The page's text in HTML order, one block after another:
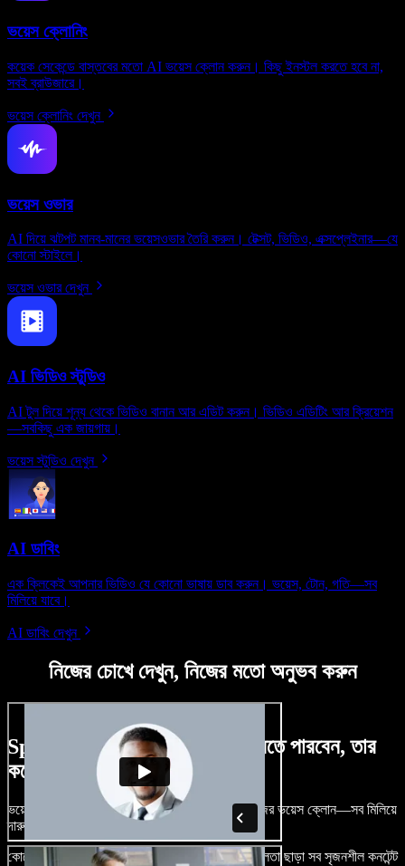
ভয়েস ক্লোনিং
কয়েক সেকেন্ডে বাস্তবের মতো AI ভয়েস ক্লোন করুন। কিছু ইনস্টল করতে হবে না,
সবই ব্রাউজারে।
ভয়েস ক্লোনিং দেখুন
ভয়েস ওভার
AI দিয়ে ঝটপট মানব-মানের ভয়েসওভার তৈরি করুন। টেক্সট, ভিডিও, এক্সপ্লেইনার—যে
কোনো স্টাইলে।
ভয়েস ওভার দেখুন
AI ভিডিও স্টুডিও
AI টুল দিয়ে শূন্য থেকে ভিডিও বানান আর এডিট করুন। ভিডিও এডিটিং আর ক্রিয়েশন
—সবকিছু এক জায়গায়।
ভয়েস স্টুডিও দেখুন
AI ডাবিং
এক ক্লিকেই আপনার ভিডিও যে কোনো ভাষায় ডাব করুন। ভয়েস, টোন, গতি—সব
মিলিয়ে যাবে।
AI ডাবিং দেখুন
নিজের চোখে দেখুন, নিজের মতো অনুভব করুন
Speechify Studio দিয়ে কী কী করতে পারবেন, তার
কয়েকটা উদাহরণ দেখুন
ভয়েসওভার, রয়্যালটি-ফ্রি ছবি, অডিও, ভিডিও যোগ, নিজের ভয়েস ক্লোন—সব মিলিয়ে
দারুণ মনে রাখার মতো অডিও-ভিডিও প্রজেক্ট বানান।
কোনো শেখার ঝামেলা নেই, শুধু ব্রাউজারে খুলুন—আর দুর্বলতা ছাড়া সব সৃজনশীল কনটেন্ট